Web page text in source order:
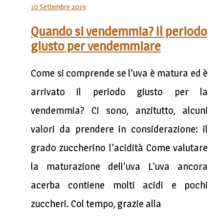
10 Settembre 2019
Quando si vendemmia? Il periodo
giusto per vendemmiare
Come si comprende se l’uva è matura ed è
arrivato il periodo giusto per la
vendemmia? Ci sono, anzitutto, alcuni
valori da prendere in considerazione: il
grado zuccherino l’acidità Come valutare
la maturazione dell’uva L’uva ancora
acerba contiene molti acidi e pochi
zuccheri. Col tempo, grazie alla